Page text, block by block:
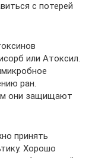
с потерей
или Атоксил.
ран.
они защищают
принять
Хорошо